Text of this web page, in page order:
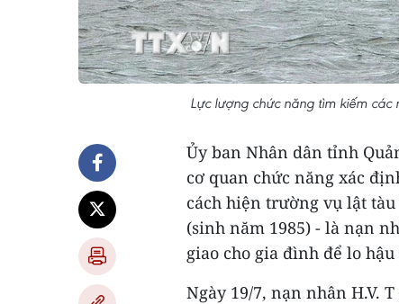
Lực lượng chức năng tìm kiếm các
Ủy ban Nhân dân tỉnh
cơ quan chức năng xác
cách hiện trường vụ lật
(sinh năm 1985) - là nạn
giao cho gia đình để lo hậu
Ngày 19/7, nạn nhân H.V.